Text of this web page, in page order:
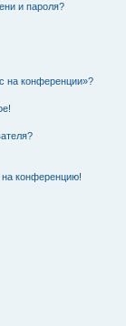
и пароля?
на конференции»?
на конференцию!